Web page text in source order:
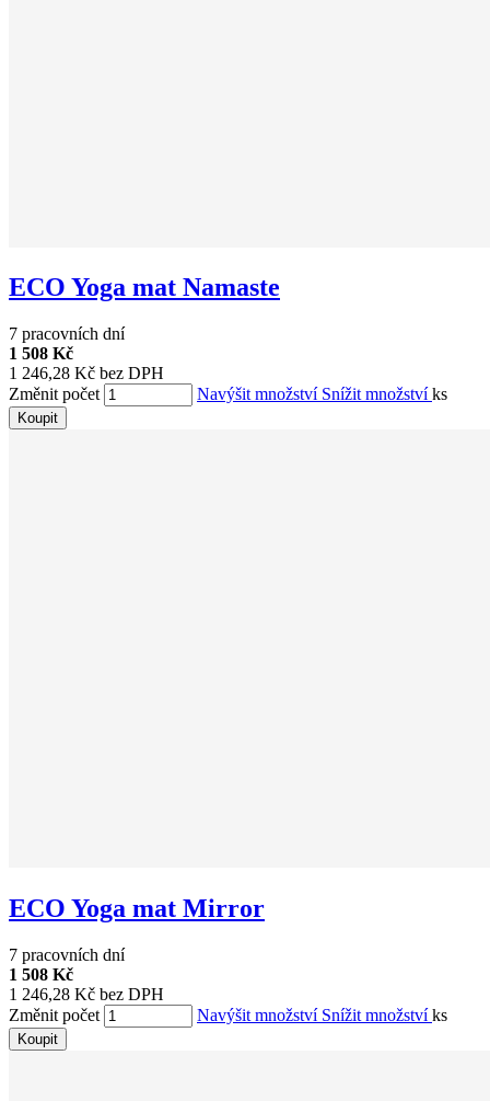
ECO Yoga mat Namaste
7 pracovních dní
1 508 Kč
1 246,28 Kč bez DPH
Změnit počet
Navýšit množství Snížit množstvíks
Koupit
ECO Yoga mat Mirror
7 pracovních dní
1 508 Kč
1 246,28 Kč bez DPH
Změnit počet
Navýšit množství Snížit množstvíks
Koupit